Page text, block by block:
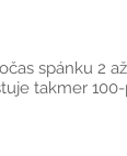
spánku 2
takmer